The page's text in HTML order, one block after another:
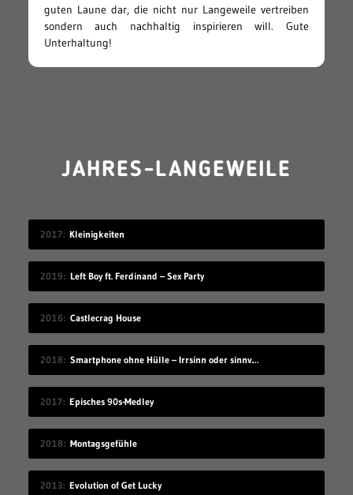
guten Laune dar, die nicht nur Langeweile vertreiben
sondern auch nachhaltig inspirieren will. Gute
Unterhaltung!
JAHRES-LANGEWEILE
2017 Kleinigkeiten
2019 Left Boy ft. Ferdinand – Sex Party
2016 Castlecrag House
2018 Smartphone ohne Hülle – Irrsinn oder sinnvoll?
2017 Episches 90s-Medley
2018 Montagsgefühle
2013 Evolution of Get Lucky